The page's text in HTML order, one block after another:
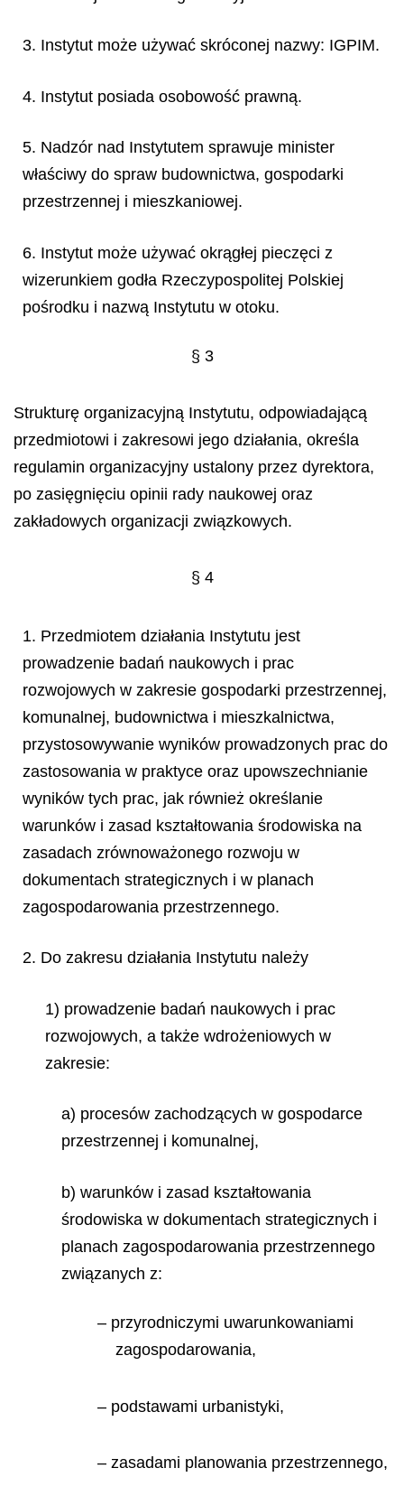
3. Instytut może używać skróconej nazwy: IGPIM.
4. Instytut posiada osobowość prawną.
5. Nadzór nad Instytutem sprawuje minister
właściwy do spraw budownictwa, gospodarki
przestrzennej i mieszkaniowej.
6. Instytut może używać okrągłej pieczęci z
wizerunkiem godła Rzeczypospolitej Polskiej
pośrodku i nazwą Instytutu w otoku.
§ 3
Strukturę organizacyjną Instytutu, odpowiadającą
przedmiotowi i zakresowi jego działania, określa
regulamin organizacyjny ustalony przez dyrektora,
po zasięgnięciu opinii rady naukowej oraz
zakładowych organizacji związkowych.
§ 4
1. Przedmiotem działania Instytutu jest
prowadzenie badań naukowych i prac
rozwojowych w zakresie gospodarki przestrzennej,
komunalnej, budownictwa i mieszkalnictwa,
przystosowywanie wyników prowadzonych prac do
zastosowania w praktyce oraz upowszechnianie
wyników tych prac, jak również określanie
warunków i zasad kształtowania środowiska na
zasadach zrównoważonego rozwoju w
dokumentach strategicznych i w planach
zagospodarowania przestrzennego.
2. Do zakresu działania Instytutu należy
1) prowadzenie badań naukowych i prac
rozwojowych, a także wdrożeniowych w
zakresie:
a) procesów zachodzących w gospodarce
przestrzennej i komunalnej,
b) warunków i zasad kształtowania
środowiska w dokumentach strategicznych i
planach zagospodarowania przestrzennego
związanych z:
– przyrodniczymi uwarunkowaniami
zagospodarowania,
– podstawami urbanistyki,
– zasadami planowania przestrzennego,